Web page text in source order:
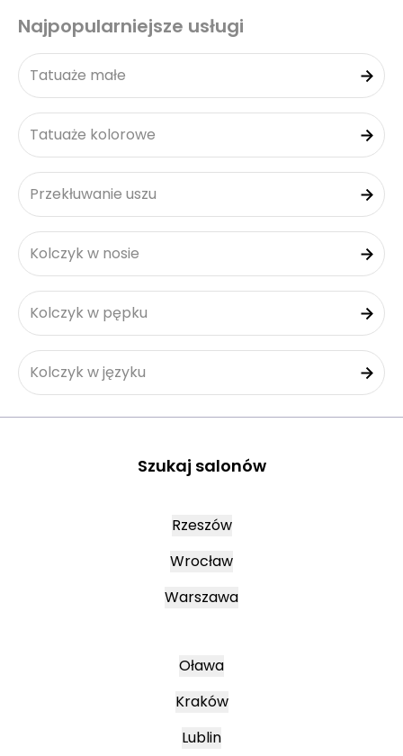
Najpopularniejsze usługi
Tatuaże małe
Tatuaże kolorowe
Przekłuwanie uszu
Kolczyk w nosie
Kolczyk w pępku
Kolczyk w języku
Szukaj salonów
Rzeszów
Wrocław
Warszawa
Oława
Kraków
Lublin